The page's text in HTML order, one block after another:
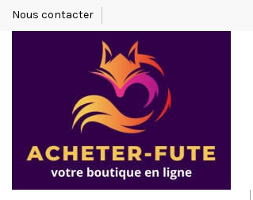
Nous contacter